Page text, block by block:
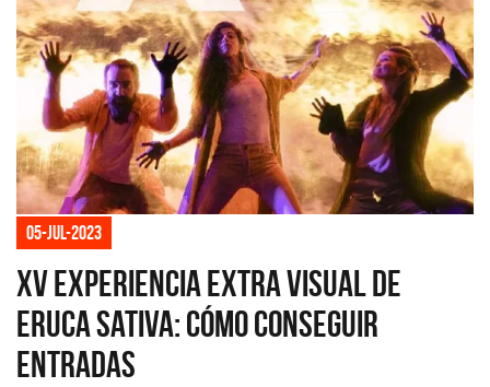
05-jul-2023
XV Experiencia extra visual de
Eruca Sativa: cómo conseguir
entradas